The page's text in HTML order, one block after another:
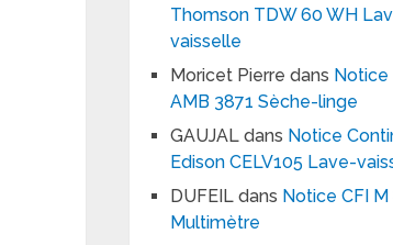
Thomson TDW 60 WH
vaisselle
Moricet Pierre dans Notice
AMB 3871 Sèche-linge
GAUJAL dans Notice
Edison CELV105 Lave-
DUFEIL dans Notice CFI M
Multimètre